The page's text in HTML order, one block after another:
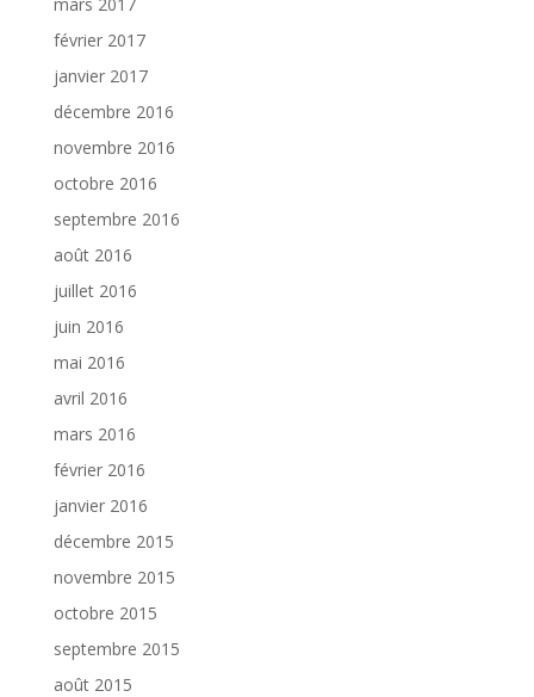
février 2017
janvier 2017
décembre 2016
novembre 2016
octobre 2016
septembre 2016
août 2016
juillet 2016
juin 2016
mai 2016
avril 2016
mars 2016
février 2016
janvier 2016
décembre 2015
novembre 2015
octobre 2015
septembre 2015
août 2015